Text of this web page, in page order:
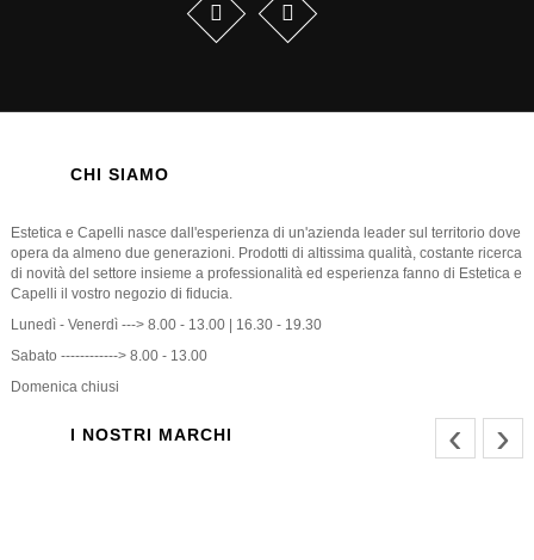
CHI SIAMO
Estetica e Capelli nasce dall'esperienza di un'azienda leader sul territorio dove
opera da almeno due generazioni. Prodotti di altissima qualità, costante ricerca
di novità del settore insieme a professionalità ed esperienza fanno di Estetica e
Capelli il vostro negozio di fiducia.
Lunedì - Venerdì ---> 8.00 - 13.00 | 16.30 - 19.30
Sabato ------------> 8.00 - 13.00
Domenica chiusi
I NOSTRI MARCHI ‹ ›